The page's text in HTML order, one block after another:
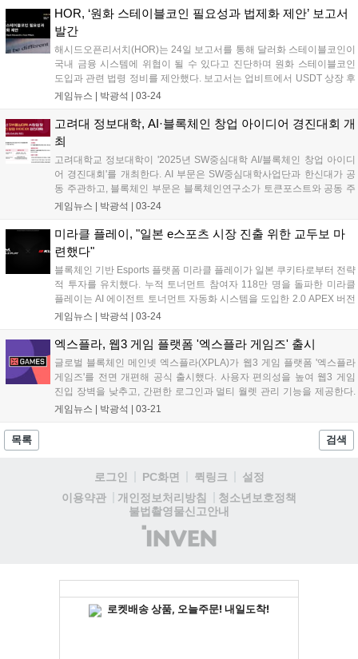
경쟁력 강화를 위해 노력하겠다고 말했다....
HOR, ‘원화 스테이블코인 필요성과 법제화 제안’ 보고서
발간
해시드오픈리서치(HOR)는 24일 보고서를 통해 달러화 스테이블코인이
국내 금융 시스템에 위협이 될 수 있다고 진단하며 원화 스테이블코인
도입과 관련 법령 정비를 제안했다. 보고서는 업비트에서 USDT 상장 후
전체 자본 유출의 60%가 USDT를 통해 이뤄졌으며, 가상자산 해외 유출
내 디지털 자산 시장 경쟁력 강화에 기여하고, 가상자산 시장 왜곡 현상
해소에 도움이 될 것이라고 설명했다....
게임뉴스 | 박광석 | 03-24
고려대 정보대학, AI·블록체인 창업 아이디어 경진대회 개
최
고려대학교 정보대학이 '2025년 SW중심대학 AI/블록체인 창업 아이디
어 경진대회'를 개최한다. AI 부문은 SW중심대학사업단과 한신대가 공
동 주관하고, 블록체인 부문은 블록체인연구소가 토큰포스트와 공동 주
관한다. 3월 21일부터 4월 25일까지 접수하며, 5월 16일 고려대학교에
게임뉴스 | 박광석 | 03-24
미라클 플레이, "일본 e스포츠 시장 진출 위한 교두보 마
련했다"
블록체인 기반 Esports 플랫폼 미라클 플레이가 일본 쿠키타로부터 전략
적 투자를 유치했다. 누적 토너먼트 참여자 118만 명을 돌파한 미라클
플레이는 AI 에이전트 토너먼트 자동화 시스템을 도입한 2.0 APEX 버전
을 공개했다. 이달 말 AI 에이전트 기반 레이싱 게임 AI 그랑프리의 베타
구축, Web3 생태계 확장 프로젝트를 공동 추진할 계획이다....
게임뉴스 | 박광석 | 03-24
엑스플라, 웹3 게임 플랫폼 '엑스플라 게임즈' 출시
글로벌 블록체인 메인넷 엑스플라(XPLA)가 웹3 게임 플랫폼 '엑스플라
게임즈'를 전면 개편해 공식 출시했다. 사용자 편의성을 높여 웹3 게임
진입 장벽을 낮추고, 간편한 로그인과 멀티 월렛 관리 기능을 제공한다.
하반기에는 게임 랭킹, 이벤트 정보, 유저 보상 등 다양한 게임 경험을 제
게임뉴스 | 박광석 | 03-21
목록 검색
로그인 PC화면 퀵링크
설정
이용약관
개인정보처리방침
청소년보호정책
불법촬영물신고안내
(주)
인